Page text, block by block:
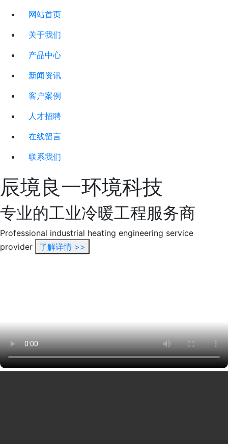
网站首页
关于我们
产品中心
新闻资讯
客户案例
人才招聘
在线留言
联系我们
辰境良一环境科技
专业的工业冷暖工程服务商
Professional industrial heating engineering service
provider
了解详情 >>
下一张